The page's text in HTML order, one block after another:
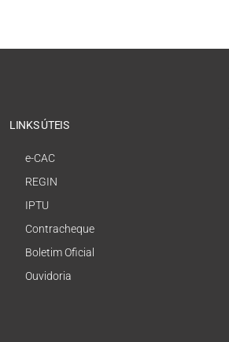
LINKS ÚTEIS
e-CAC
REGIN
IPTU
Contracheque
Boletim Oficial
Ouvidoria